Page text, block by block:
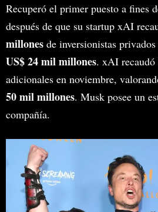
Recuperó el primer puesto a fines
después de que su startup xAI
millones de inversionistas
US$ 24 mil millones. xAI recaudó
adicionales en noviembre,
50 mil millones. Musk posee un
compañía.